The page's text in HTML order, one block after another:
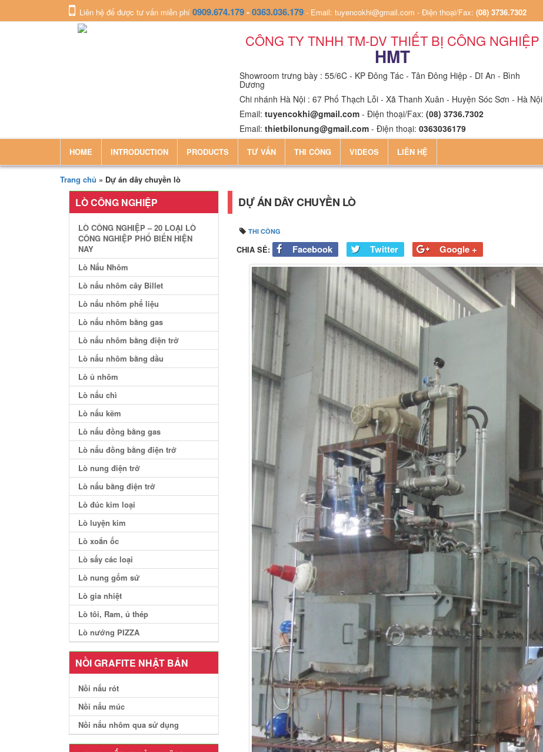
Liên hệ để được tư vấn miễn phí 0909.674.179-0363.036.179 - Email: tuyencokhi@gmail.com - Điện thoại/Fax: (08) 3736.7302
CÔNG TY TNHH TM-DV THIẾT BỊ CÔNG NGHIỆP
HMT
Showroom trưng bày : 55/6C - KP Đông Tác - Tân Đông Hiệp - Dĩ An - Bình
Dương
Chi nhánh Hà Nội : 67 Phố Thạch Lỗi - Xã Thanh Xuân - Huyện Sóc Sơn - Hà Nội
Email: tuyencokhi@gmail.com- Điện thoại/Fax: (08) 3736.7302
Email: thietbilonung@gmail.com- Điện thoại: 0363036179
HOME INTRODUCTION PRODUCTS TƯ VẤN THI CÔNG VIDEOS LIÊN HỆ
Trang chủ » Dự án dây chuyền lò
LÒ CÔNG NGHIỆP
LÒ CÔNG NGHIỆP – 20 LOẠI LÒ
CÔNG NGHIỆP PHỔ BIẾN HIỆN
NAY
Lò Nấu Nhôm
Lò nấu nhôm cây Billet
Lò nấu nhôm phế liệu
Lò nấu nhôm bằng gas
Lò nấu nhôm bằng điện trở
Lò nấu nhôm bằng dầu
Lò ủ nhôm
Lò nấu chì
Lò nấu kẽm
Lò nấu đồng bằng gas
Lò nấu đồng bằng điện trở
Lò nung điện trở
Lò nấu bằng điện trở
Lò đúc kim loại
Lò luyện kim
Lò xoắn ốc
Lò sấy các loại
Lò nung gốm sứ
Lò gia nhiệt
Lò tôi, Ram, ủ thép
Lò nướng PIZZA
NỒI GRAFITE NHẬT BẢN
Nồi nấu rót
Nồi nấu múc
Nồi nấu nhôm qua sử dụng
DỰ ÁN DÂY CHUYỀN LÒ
THI CÔNG
CHIA SẺ: Facebook Twitter Google +